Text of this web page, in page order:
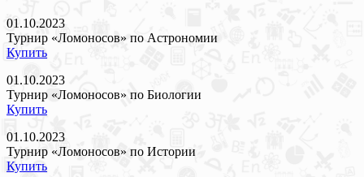
01.10.2023
Турнир «Ломоносов» по Астрономии
Купить
01.10.2023
Турнир «Ломоносов» по Биологии
Купить
01.10.2023
Турнир «Ломоносов» по Истории
Купить